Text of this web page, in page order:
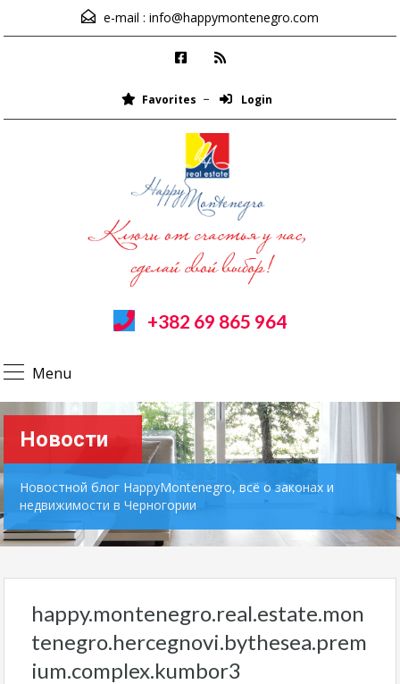
e-mail : info@happymontenegro.com
Favorites Login
+382 69 865 964
Menu
Новости
Новостной блог HappyMontenegro, всё о законах и
недвижимости в Черногории
happy.montenegro.real.estate.mon
tenegro.hercegnovi.bythesea.prem
ium.complex.kumbor3